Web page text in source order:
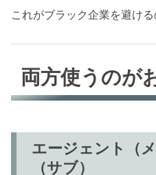
これがブラック企業を避ける
両方使うのが
エージェント（
（サブ）